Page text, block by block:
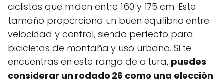
ciclistas que miden entre 160 y 175 cm. Este
tamaño proporciona un buen equilibrio entre
velocidad y control, siendo perfecto para
bicicletas de montaña y uso urbano. Si te
encuentras en este rango de altura, puedes
considerar un rodado 26 como una elección